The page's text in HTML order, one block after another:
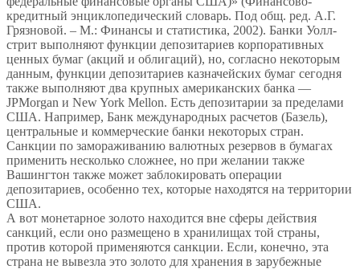
кредитный энциклопедический словарь. Под общ. ред. А.Г.
Грязновой. – М.: Финансы и статистика, 2002). Банки Уолл-
стрит выполняют функции депозитариев корпоративных
ценных бумаг (акций и облигаций), но, согласно некоторым
данным, функции депозитариев казначейских бумаг сегодня
также выполняют два крупных американских банка —
JPMorgan и New York Mellon. Есть депозитарии за пределами
США. Например, Банк международных расчетов (Базель),
центральные и коммерческие банки некоторых стран.
Санкции по замораживанию валютных резервов в бумагах
применить несколько сложнее, но при желании также
Вашингтон также может заблокировать операции
депозитариев, особенно тех, которые находятся на территории
США.
А вот монетарное золото находится вне сферы действия
санкций, если оно размещено в хранилищах той страны,
против которой применяются санкции. Если, конечно, эта
страна не вывезла это золото для хранения в зарубежные